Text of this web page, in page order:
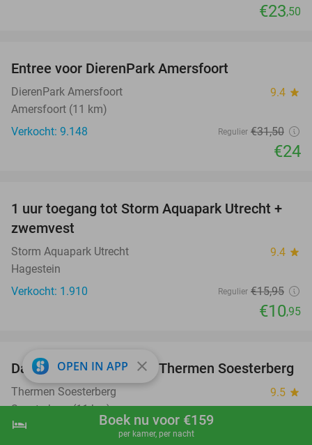
shopping_cart Boek nu
hotel Boek nu voor €159
per kamer, per nacht
€23,50
Entree voor DierenPark Amersfoort
DierenPark Amersfoort 9.4 star
Amersfoort (11 km)
Verkocht: 9.148
Regulier €31,50
€24
31%
1 uur toegang tot Storm Aquapark Utrecht +
zwemvest
Storm Aquapark Utrecht 9.4 star
Hagestein
Verkocht: 1.910
Regulier €15,95
€10,95
29%
Dag- of avondentree bij Thermen Soesterberg
Thermen Soesterberg 9.5 star
Soesterberg (11 km)
Verkocht: 4.233
OPEN IN APP close